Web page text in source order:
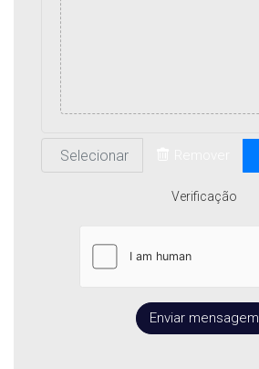
Verificação
Enviar mensagem